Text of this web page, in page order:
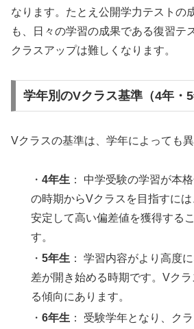
なります。たとえ公開学力テストの
も、日々の学習の成果である復習テ
クラスアップは難しくなります。
学年別のVクラス基準（4年・5
Vクラスの基準は、学年によっても異
・4年生 ： 中学受験の学習が本
の時期からVクラスを目指すに
安定して高い偏差値を獲得する
す。
・5年生 ： 学習内容がより高度
差が開き始める時期です。Vク
る傾向にあります。
・6年生 ： 受験学年となり、ク